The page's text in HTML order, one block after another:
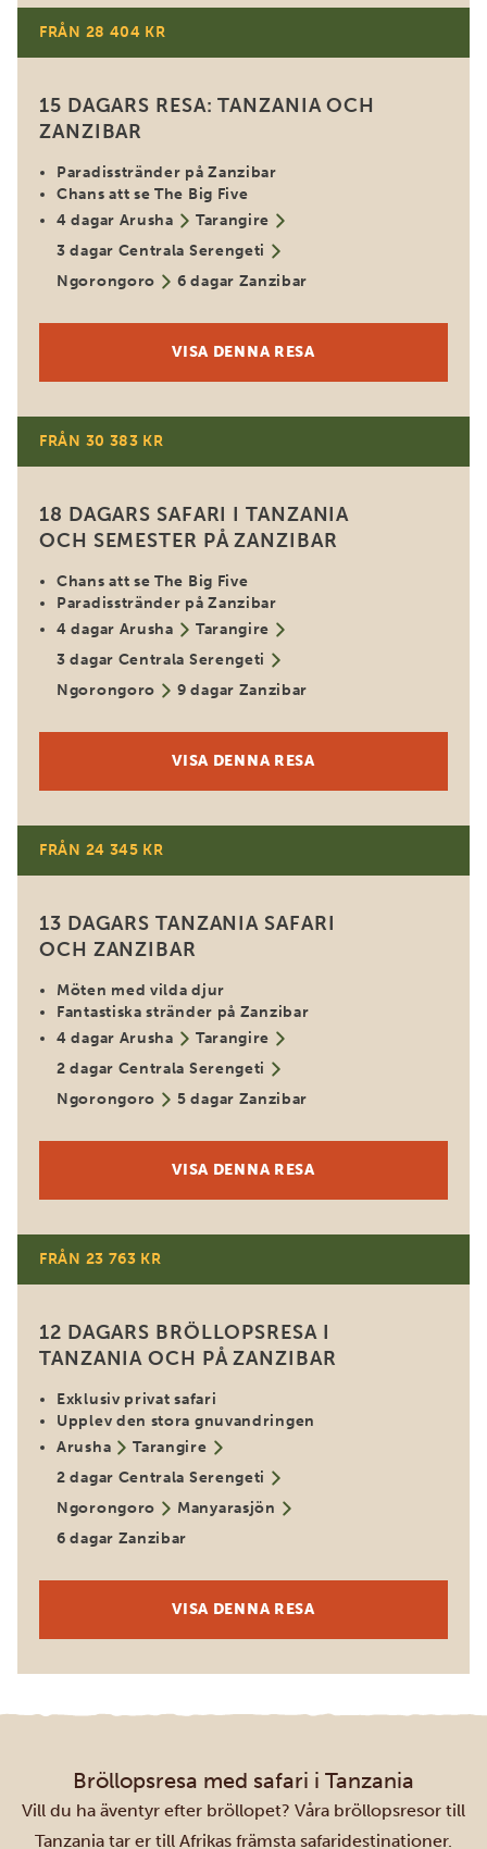
FRÅN 28 404 KR
15 DAGARS RESA: TANZANIA OCH
ZANZIBAR
Paradisstränder på Zanzibar
Chans att se The Big Five
4 dagar Arusha
Tarangire
3 dagar Centrala Serengeti
Ngorongoro
6 dagar Zanzibar
VISA DENNA RESA
FRÅN 30 383 KR
18 DAGARS SAFARI I TANZANIA
OCH SEMESTER PÅ ZANZIBAR
Chans att se The Big Five
Paradisstränder på Zanzibar
4 dagar Arusha
Tarangire
3 dagar Centrala Serengeti
Ngorongoro
9 dagar Zanzibar
VISA DENNA RESA
FRÅN 24 345 KR
13 DAGARS TANZANIA SAFARI
OCH ZANZIBAR
Möten med vilda djur
Fantastiska stränder på Zanzibar
4 dagar Arusha
Tarangire
2 dagar Centrala Serengeti
Ngorongoro
5 dagar Zanzibar
VISA DENNA RESA
FRÅN 23 763 KR
12 DAGARS BRÖLLOPSRESA I
TANZANIA OCH PÅ ZANZIBAR
Exklusiv privat safari
Upplev den stora gnuvandringen
Arusha
Tarangire
2 dagar Centrala Serengeti
Ngorongoro
Manyarasjön
6 dagar Zanzibar
VISA DENNA RESA
Bröllopsresa med safari i Tanzania
Vill du ha äventyr efter bröllopet? Våra bröllopsresor till
Tanzania tar er till Afrikas främsta safaridestinationer.